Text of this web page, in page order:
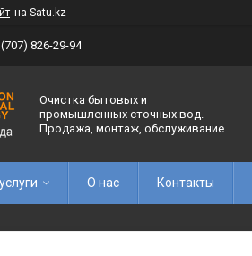
на Satu.kz
826-29-94
Очистка бытовых и
промышленных сточных вод.
Продажа, монтаж, обслуживание.
О нас Контакты